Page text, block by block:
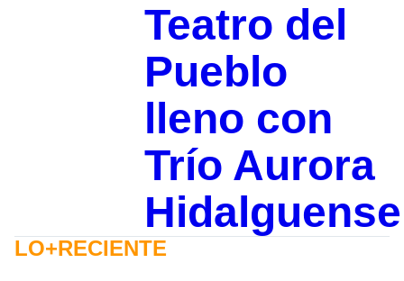
Teatro del
Pueblo
lleno con
Trío Aurora
Hidalguense
LO+RECIENTE